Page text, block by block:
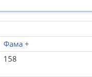
Фама +
158